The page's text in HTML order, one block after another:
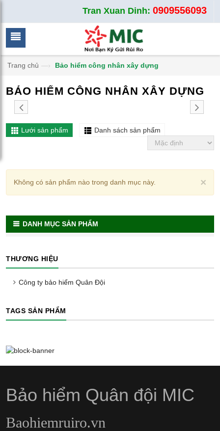
Tran Xuan Dinh: 0909556093
Trang chủ —› Bảo hiểm công nhân xây dựng
BẢO HIỂM CÔNG NHÂN XÂY DỰNG
Lưới sản phẩm Danh sách sản phẩm
×
Không có sản phẩm nào trong danh mục này.
DANH MỤC SẢN PHẨM
THƯƠNG HIỆU
Công ty bảo hiểm Quân Đội
TAGS SẢN PHẨM
Bảo hiểm Quân đội MIC
Baohiemruiro.vn